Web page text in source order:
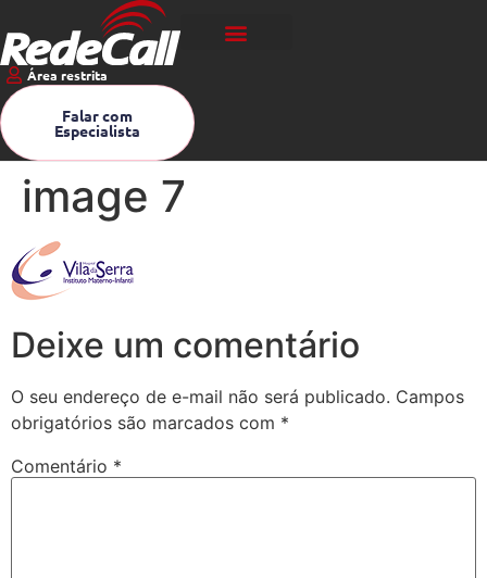
Área restrita
Falar com
Especialista
image 7
Deixe um comentário
O seu endereço de e-mail não será publicado. Campos
obrigatórios são marcados com *
Comentário *